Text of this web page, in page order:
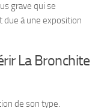
grave qui se
à une exposition
La Bronchite
de son type.